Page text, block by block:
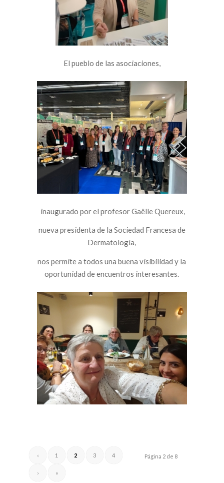
El pueblo de las asociaciones,
inaugurado por el profesor Gaëlle Quereux,
nueva presidenta de la Sociedad Francesa de
Dermatología,
nos permite a todos una buena visibilidad y la
oportunidad de encuentros interesantes.
Página 2 de 8
‹ 1 2 3 4
› »